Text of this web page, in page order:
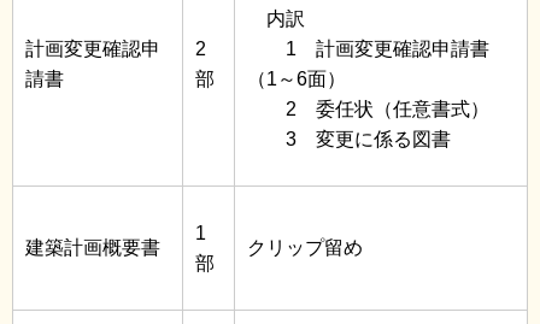
計画変更確認申
請書
2
部
内訳
1 計画変更確認申請書
（1～6面）
2 委任状（任意書式）
3 変更に係る図書
建築計画概要書
1
部
クリップ留め